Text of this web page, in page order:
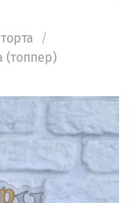
(топпер)